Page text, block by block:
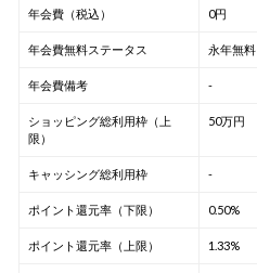
年会費（税込） 0円
年会費無料ステータス 永年無料
年会費備考 -
ショッピング総利用枠（上
限）
50万円
キャッシング総利用枠 -
ポイント還元率（下限） 0.50%
ポイント還元率（上限） 1.33%